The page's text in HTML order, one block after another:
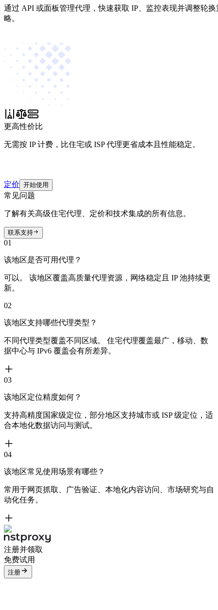
通过 API 或面板管理代理，快速获取 IP、监控表现并调整轮换
略。
更高性价比
无需按 IP 计费，比住宅或 ISP 代理更省成本且性能稳定。
定价 开始使用
常见问题
了解有关高级住宅代理、定价和技术集成的所有信息。
联系支持
01
该地区是否可用代理？
可以。 该地区覆盖高质量代理资源，网络稳定且 IP 池持续更
新。
02
该地区支持哪些代理类型？
不同代理类型覆盖不同区域。 住宅代理覆盖最广，移动、数
据中心与 IPv6 覆盖会有所差异。
03
该地区定位精度如何？
支持高精度国家级定位，部分地区支持城市或 ISP 级定位，适
合本地化数据访问与测试。
04
该地区常见使用场景有哪些？
常用于网页抓取、广告验证、本地化内容访问、市场研究与自
动化任务。
注册并领取
免费试用
注册